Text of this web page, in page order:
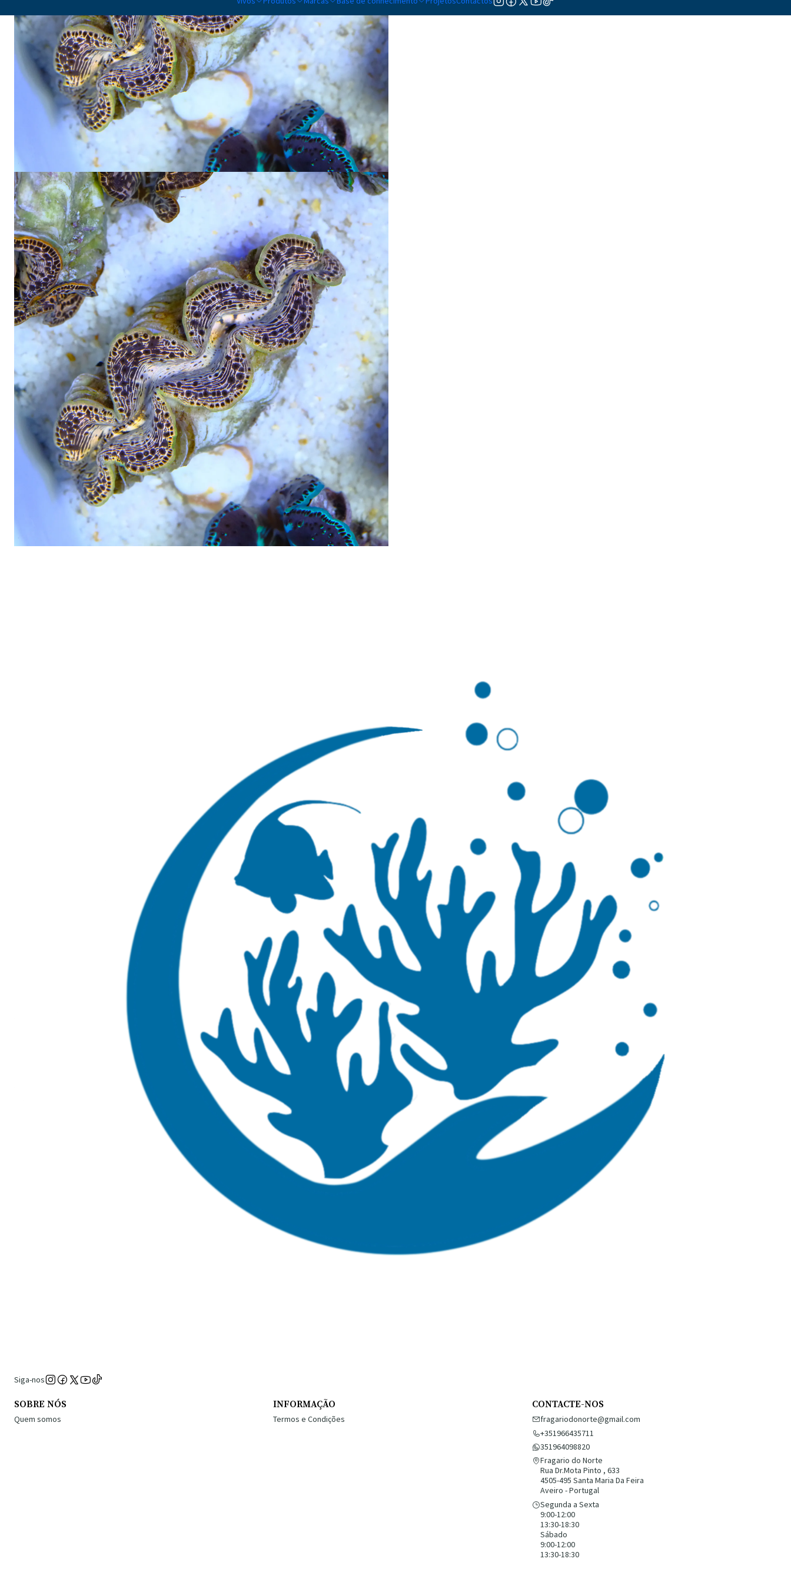
Siga-nos
SOBRE NÓS
Quem somos
INFORMAÇÃO
Termos e Condições
CONTACTE-NOS
fragariodonorte@gmail.com
+351966435711
351964098820
Fragario do Norte
Rua Dr.Mota Pinto , 633
4505-495 Santa Maria Da Feira
Aveiro - Portugal
Segunda a Sexta
9:00-12:00
13:30-18:30
Sábado
9:00-12:00
13:30-18:30